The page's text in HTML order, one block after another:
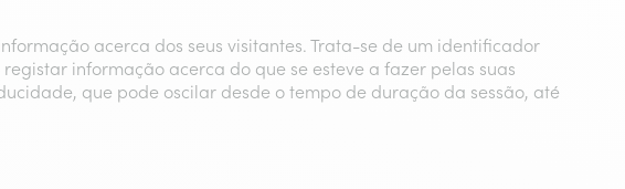
acerca dos seus visitantes. Trata-se de um identificador
informação acerca do que se esteve a fazer pelas suas
que pode oscilar desde o tempo de duração da sessão, até